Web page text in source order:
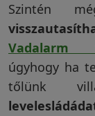
Szintén
Vadalarm
úgyhogy ha
tőlünk